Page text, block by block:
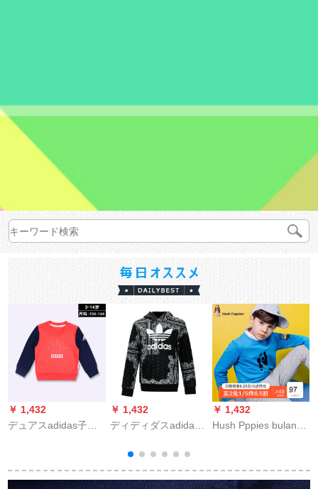
￥ 1,432
デュアスadidas子供
の中の子供用カジュ
￥ 1,432
ディディダスadidas
ニオン供服DW 3832
DW 3832 DW 3832
￥ 1,432
Hush Pppies bulan
シーは薄いです。春